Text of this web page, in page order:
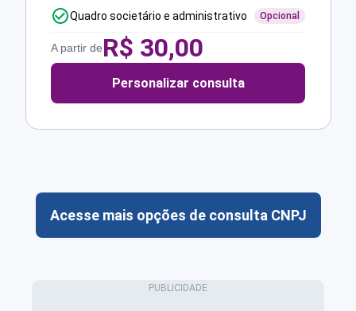
Quadro societário e administrativo Opcional
A partir deR$ 30,00
Personalizar consulta
Acesse mais opções de consulta CNPJ